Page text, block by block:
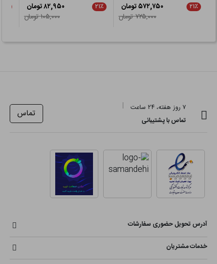
۲۱٪
۵۷۲,۷۵۰ تومان
۷۲۵,۰۰۰ تومان
۲۱٪
۸۲,۹۵۰ تومان
۱۰۵,۰۰۰ تومان
۷ روز هفته، ۲۴ ساعت
تماس با پشتیبانی
تماس
آدرس تحویل حضوری سفارشات
خدمات مشتریان